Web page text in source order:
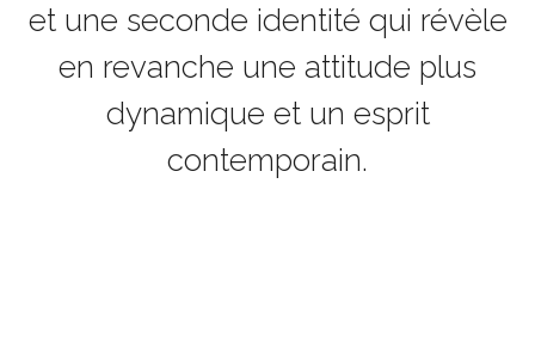
et une seconde identité qui révèle
en revanche une attitude plus
dynamique et un esprit
contemporain.